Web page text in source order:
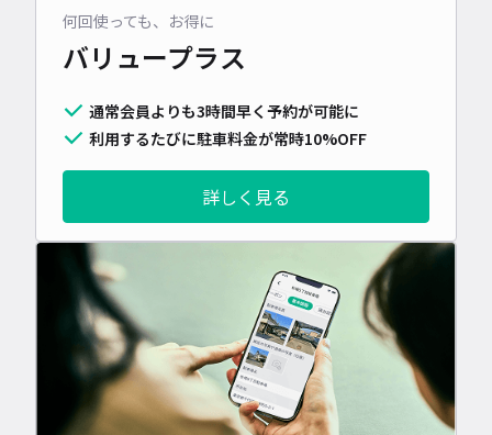
何回使っても、お得に
バリュープラス
通常会員よりも3時間早く予約が可能に
利用するたびに駐車料金が常時10%OFF
詳しく見る